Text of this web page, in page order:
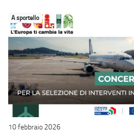
A sportello
10 febbraio 2026